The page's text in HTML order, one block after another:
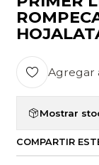
Agregar
Mostrar
COMPARTIR